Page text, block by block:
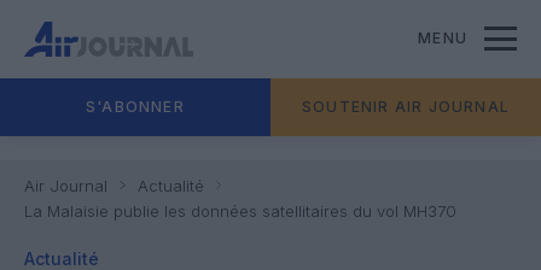
MENU
S'ABONNER SOUTENIR AIR JOURNAL
Air Journal
Actualité
La Malaisie publie les données satellitaires du vol MH370
Actualité